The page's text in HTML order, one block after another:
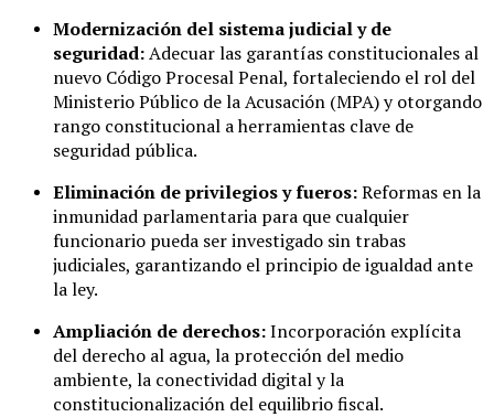
Modernización del sistema judicial y de
seguridad:Adecuar las garantías constitucionales al
nuevo Código Procesal Penal, fortaleciendo el rol del
Ministerio Público de la Acusación (MPA) y otorgando
rango constitucional a herramientas clave de
seguridad pública.
Eliminación de privilegios y fueros:Reformas en la
inmunidad parlamentaria para que cualquier
funcionario pueda ser investigado sin trabas
judiciales, garantizando el principio de igualdad ante
la ley.
Ampliación de derechos:Incorporación explícita
del derecho al agua, la protección del medio
ambiente, la conectividad digital y la
constitucionalización del equilibrio fiscal.